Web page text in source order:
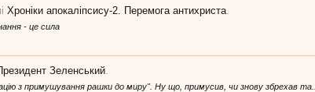
Хроніки апокаліпсису-2. Перемога антихриста.
- це сила
Зеленський.
з примушування рашки до миру". Ну що, примусив, чи знову збрехав та...